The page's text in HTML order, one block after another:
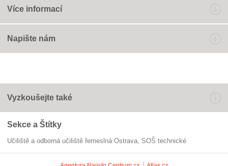
Více informací
Napište nám
Vyzkoušejte také
Sekce a Štítky
Učiliště a odborná učiliště řemeslná Ostrava SOŠ technické